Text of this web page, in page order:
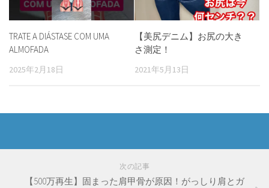
TRATE A DIÁSTASE COM UMA
ALMOFADA
2025年2月18日
【美尻デニム】お尻の大き
さ測定！
2021年5月13日
次の記事
【500万再生】固まった肩甲骨が原因！がっしり肩とガ